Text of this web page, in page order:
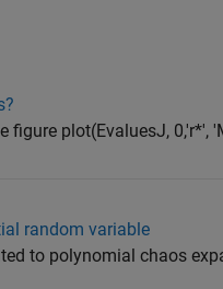
figure plot(EvaluesJ, 0,'r*',
random variable
to polynomial chaos